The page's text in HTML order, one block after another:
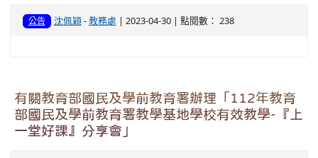
公告 沈佩穎-教務處 | 2023-04-30 | 點閱數： 238
有關教育部國民及學前教育署辦理「112年教育
部國民及學前教育署教學基地學校有效教學-『上
一堂好課』分享會」